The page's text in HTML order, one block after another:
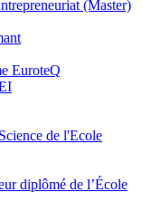
(Master)
EuroteQ
de l'Ecole
diplômé de l’École